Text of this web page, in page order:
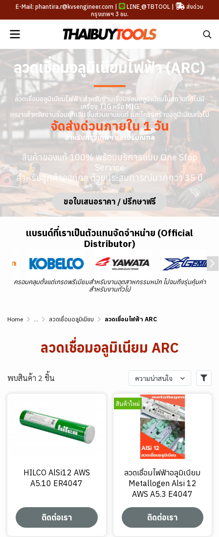
E-Mail: phantira.r@kvsengineer.com | LINE @TBTOOL |
ส่งด่วน
กรุงเทพฯ 3 ชม.
ลวดเชื่อมอลูมิเนียมไฟฟ้า (ARC)
ลวดเชื่อมอลูมิเนียมไฟฟ้า สำหรับงานเชื่อมซ่อมอลูมิเนียมในสถานที่ที่ไม่มี
เครื่อง TIG หรือ MIG
เหมาะสำหรับงานซ่อมฉุกเฉิน ชิ้นส่วนยานยนต์ และโครงสร้างอลูมิเนียมทั่วไป
จัดส่งด่วนภายใน 1 วัน
สำหรับกรุงเทพฯ และปริมณฑล
สินค้าของแท้ 100% พร้อมบริการแบบ One Stop
Service
สำหรับลูกค้าองค์กร ด้วยประสบการณ์มากกว่า 35 ปี
ขอใบเสนอราคา / ปรึกษาฟรี
แบรนด์ที่เราเป็นตัวแทนจัดจำหน่าย (Official
Distributor)
ครอบคลุมตั้งแต่เกรดพรีเมียมสำหรับงานอุตสาหกรรมหนัก ไปจนถึงรุ่นคุ้มค่า
สำหรับงานทั่วไป
Home ... ลวดเชื่อมอลูมิเนียม ลวดเชื่อมไฟฟ้า ARC
ลวดเชื่อมอลูมิเนียม ARC
พบสินค้า 2 ชิ้น ความน่าสนใจ
HILCO AlSi12 AWS
A5.10 ER4047
ติดต่อเรา
สินค้าใหม่
ลวดเชื่อมไฟฟ้าอลูมิเนียม
Metallogen Alsi 12
AWS A5.3 E4047
ติดต่อเรา